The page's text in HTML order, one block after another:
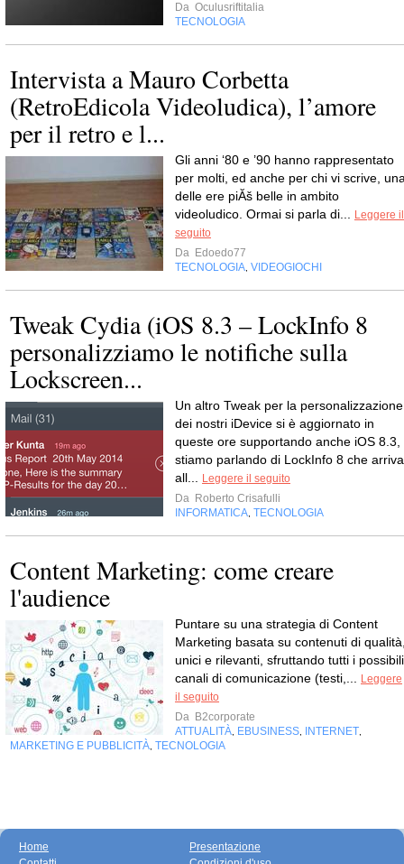
Da Oculusriftitalia
TECNOLOGIA
Intervista a Mauro Corbetta
(RetroEdicola Videoludica), l’amore
per il retro e l...
Gli anni ‘80 e ’90 hanno rappresentato
per molti, ed anche per chi vi scrive,
delle ere piĂš belle in ambito
videoludico. Ormai si parla di... Leggere il
seguito
Da Edoedo77
TECNOLOGIA, VIDEOGIOCHI
Tweak Cydia (iOS 8.3 – LockInfo 8
personalizziamo le notifiche sulla
Lockscreen...
Un altro Tweak per la personalizzazione
dei nostri iDevice si è aggiornato in
queste ore supportando anche iOS 8.3,
stiamo parlando di LockInfo 8 che arriva
all... Leggere il seguito
Da Roberto Crisafulli
INFORMATICA, TECNOLOGIA
Content Marketing: come creare
l'audience
Puntare su una strategia di Content
Marketing basata su contenuti di
unici e rilevanti, sfruttando tutti i possibili
canali di comunicazione (testi,... Leggere
il seguito
Da B2corporate
ATTUALITÀ, EBUSINESS, INTERNET,
MARKETING E PUBBLICITÀ, TECNOLOGIA
Home
Presentazione